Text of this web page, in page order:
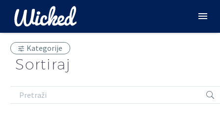
Kategorije
Sortiraj
Harmonika